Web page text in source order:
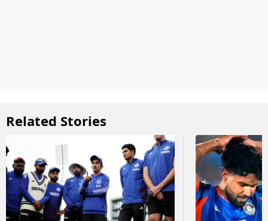
Related Stories